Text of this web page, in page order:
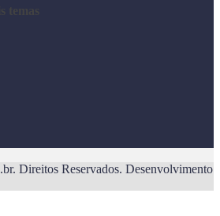
temas
Direitos Reservados. Desenvolvimento